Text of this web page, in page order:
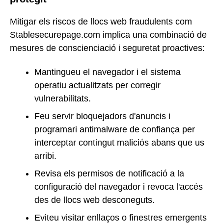
Mitigar els riscos de llocs web fraudulents com
Stablesecurepage.com implica una combinació de
mesures de conscienciació i seguretat proactives:
Mantingueu el navegador i el sistema
operatiu actualitzats per corregir
vulnerabilitats.
Feu servir bloquejadors d'anuncis i
programari antimalware de confiança per
interceptar contingut maliciós abans que us
arribi.
Revisa els permisos de notificació a la
configuració del navegador i revoca l'accés
des de llocs web desconeguts.
Eviteu visitar enllaços o finestres emergents